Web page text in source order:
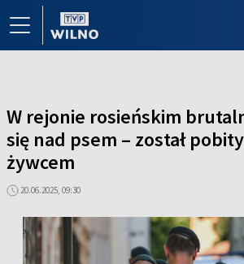
W rejonie rosieńskim
się nad psem – został
żywcem
20.06.2025, 09:30